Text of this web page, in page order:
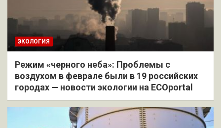
ЭКОЛОГИЯ
Режим «черного неба»: Проблемы с
воздухом в феврале были в 19 российских
городах — новости экологии на ECOportal